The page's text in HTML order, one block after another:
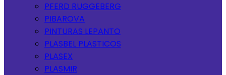
PFERD RUGGEBERG
PIBAROVA
PINTURAS LEPANTO
PLASBEL PLASTICOS
PLASEX
PLASMIR